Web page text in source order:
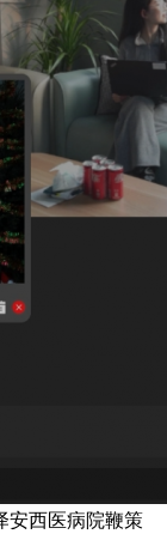
西医病院鞭策